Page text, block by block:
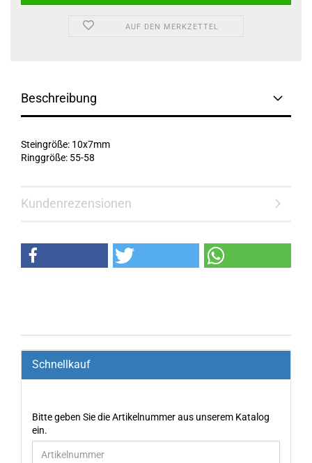
AUF DEN MERKZETTEL
Beschreibung
Steingröße: 10x7mm
Ringgröße: 55-58
Kundenrezensionen
Schnellkauf
Bitte geben Sie die Artikelnummer aus unserem Katalog
ein.